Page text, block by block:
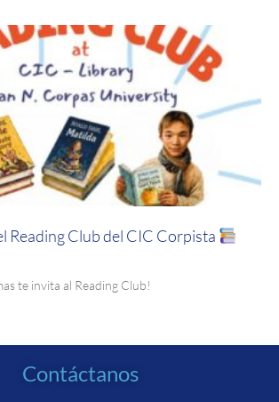
Reading Club del CIC Corpista
te invita al Reading Club!
Contáctanos